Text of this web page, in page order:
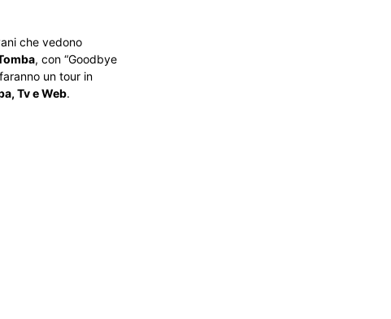
che vedono
, con “Goodbye
un tour in
Tv e Web.